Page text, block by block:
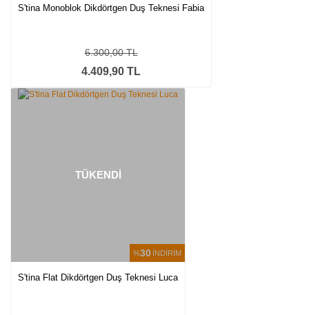
S'tina Monoblok Dikdörtgen Duş Teknesi Fabia
4.409,90 TL
6.300,00 TL
%30 İNDİRİM
TÜKENDİ
S'tina Flat Dikdörtgen Duş Teknesi Luca